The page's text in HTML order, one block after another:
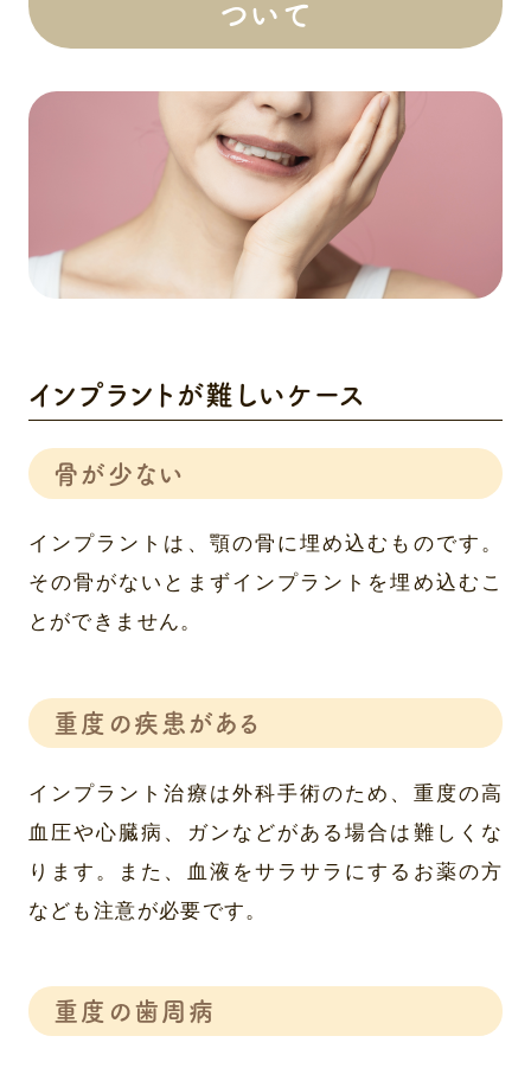
ついて
インプラントが難しいケース
骨が少ない
インプラントは、顎の骨に埋め込むものです。
その骨がないとまずインプラントを埋め込むこ
とができません。
重度の疾患がある
インプラント治療は外科手術のため、重度の高
血圧や心臓病、ガンなどがある場合は難しくな
ります。また、血液をサラサラにするお薬の方
なども注意が必要です。
重度の歯周病